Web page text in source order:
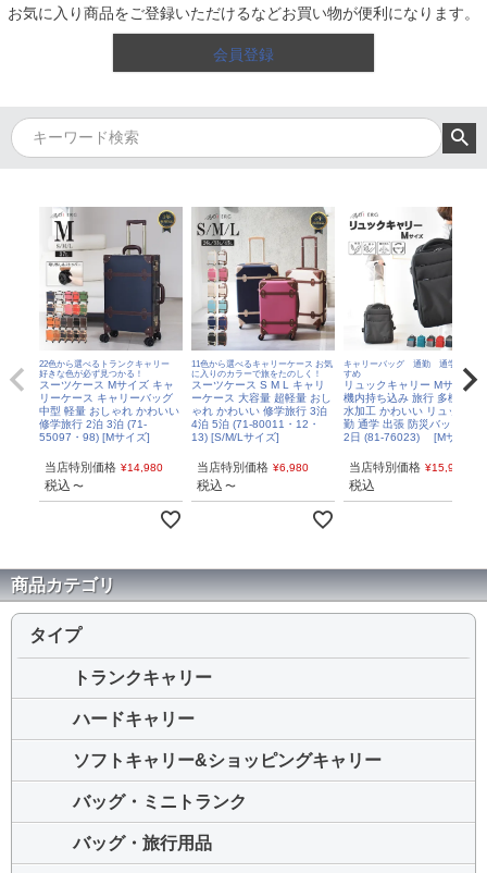
お気に入り商品をご登録いただけるなどお買い物が便利になります。
会員登録
22色から選べるトランクキャリー
好きな色が必ず見つかる！
スーツケース Mサイズ キャ
リーケース キャリーバッグ
中型 軽量 おしゃれ かわいい
修学旅行 2泊 3泊 (71-
55097・98) [Mサイズ]
当店特別価格 ¥14,980
税込 〜
11色から選べるキャリーケース お気
に入りのカラーで旅をたのしく！
スーツケース S M L キャリ
ーケース 大容量 超軽量 おし
ゃれ かわいい 修学旅行 3泊
4泊 5泊 (71-80011・12・
13) [S/M/Lサイズ]
当店特別価格 ¥6,980
税込 〜
キャリーバッグ 通勤 通学におす
すめ
リュックキャリー Mサイズ
機内持ち込み 旅行 多機能 撥
水加工 かわいい リュック 通
勤 通学 出張 防災バッグ 1泊
2日 (81-76023) [Mサイズ]
当店特別価格 ¥15,980
税込
商品カテゴリ
タイプ
トランクキャリー
ハードキャリー
ソフトキャリー&ショッピングキャリー
バッグ・ミニトランク
バッグ・旅行用品